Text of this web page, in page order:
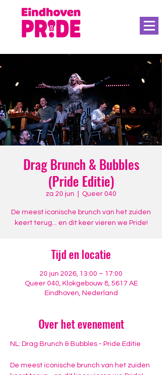
Drag Brunch & Bubbles
(Pride Editie)
za 20 jun Queer 040
De meest iconische brunch van het zuiden
keert terug... en dit keer vieren we Pride!
Tijd en locatie
20 jun 2026, 13:00 – 17:00
Queer 040, Klokgebouw 8, 5617 AE
Eindhoven, Nederland
Over het evenement
NL: Drag Brunch & Bubbles - Pride Editie
De meest iconische brunch van het zuiden